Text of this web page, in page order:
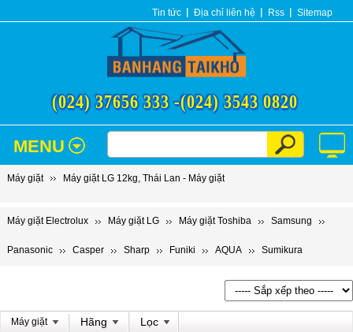
Tin tức Địa chỉ liên hệ Rss Sitemap
(024) 37656 333 -(024) 3543 0820
MENU
Máy giặt Máy giặt LG 12kg, Thái Lan - Máy giặt
Máy giặt Electrolux Máy giặt LG Máy giặt Toshiba Samsung
Panasonic Casper Sharp Funiki AQUA Sumikura
Máy giặt Hãng Lọc